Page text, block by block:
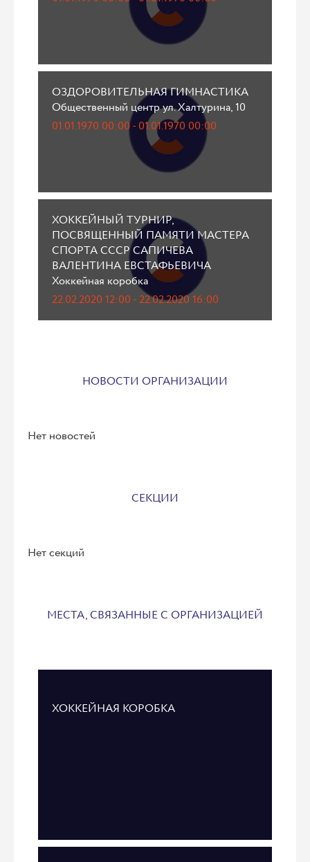
ОЗДОРОВИТЕЛЬНАЯ ГИМНАСТИКА
Общественный центр ул. Халтурина, 10
01.01.1970 00:00 - 01.01.1970 00:00
ХОККЕЙНЫЙ ТУРНИР,
ПОСВЯЩЕННЫЙ ПАМЯТИ МАСТЕРА
СПОРТА СССР САПИЧЕВА
ВАЛЕНТИНА ЕВСТАФЬЕВИЧА
Хоккейная коробка
22.02.2020 12:00 - 22.02.2020 16:00
НОВОСТИ ОРГАНИЗАЦИИ
Нет новостей
СЕКЦИИ
Нет секций
МЕСТА, СВЯЗАННЫЕ С ОРГАНИЗАЦИЕЙ
ХОККЕЙНАЯ КОРОБКА